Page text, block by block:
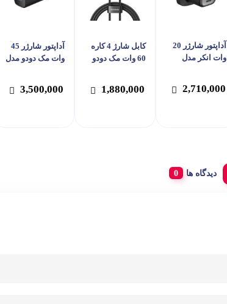
آداپتور شارژر 20
وات انکر مدل
2,710,000
کابل شارژ 4 کاره
60 وات مک دودو
1,880,000
آداپتور شارژر 45
وات مک دودو مدل
3,500,000
دیدگاه ها